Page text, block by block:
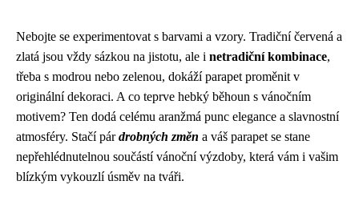
Nebojte se experimentovat s barvami a vzory. Tradiční červená a
zlatá jsou vždy sázkou na jistotu, ale i netradiční kombinace,
třeba s modrou nebo zelenou, dokáží parapet proměnit v
originální dekoraci. A co teprve hebký běhoun s vánočním
motivem? Ten dodá celému aranžmá punc elegance a slavnostní
atmosféry. Stačí párdrobných změn a váš parapet se stane
nepřehlédnutelnou součástí vánoční výzdoby, která vám i vašim
blízkým vykouzlí úsměv na tváři.